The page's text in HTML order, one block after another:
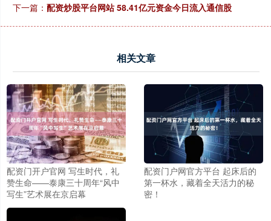
下一篇： 配资炒股平台网站 58.41亿元资金今日流入通信股
相关文章
配资门开户官网 写生时代，礼
赞生命——泰康三十周年“风中
写生”艺术展在京启幕
配资门户网官方平台 起床后的
第一杯水，藏着全天活力的秘
密！